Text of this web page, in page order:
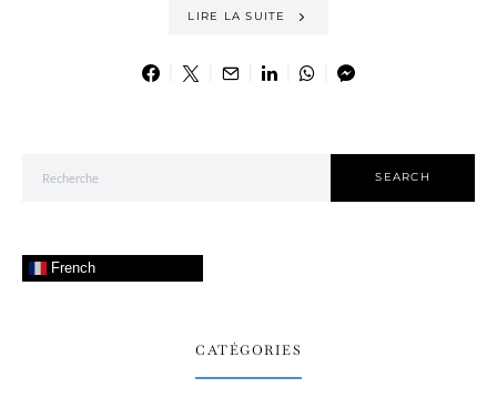
LIRE LA SUITE
SEARCH
French
CATÉGORIES